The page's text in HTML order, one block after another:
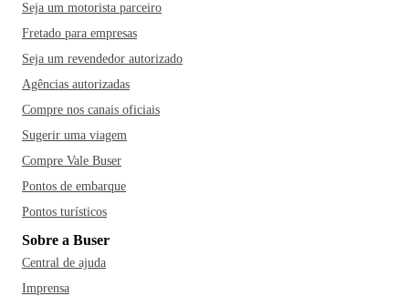
Seja um motorista parceiro
Fretado para empresas
Seja um revendedor autorizado
Agências autorizadas
Compre nos canais oficiais
Sugerir uma viagem
Compre Vale Buser
Pontos de embarque
Pontos turísticos
Sobre a Buser
Central de ajuda
Imprensa